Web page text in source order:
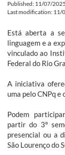
Published: 11/07/
Last modification:
Está aberta a
linguagem e a
vinculado ao
Federal do Rio
A iniciativa
uma pelo CNPq e
Podem
partir do 3º
presencial ou a
São Lourenço do